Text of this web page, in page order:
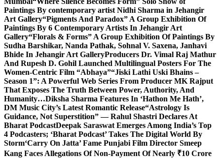
Paintings By contemporary artist Nidhi Sharma in Jehangir
Art Gallery“Pigments And Paradox” A Group Exhibition Of
Paintings By 6 Contemporary Artists In Jehangir Art
Gallery“Florals & Forms” A Group Exhibition Of Paintings By
Sudha Barshikar, Nanda Pathak, Sohnal V. Saxena, Janhavi
Bhide In Jehangir Art GalleryProducers Dr. Vimal Raj Mathur
And Rupesh D. Gohil Launched Multilingual Posters For The
Women-Centric Film “Abhaya”“Jiski Lathi Uski Bhains –
Season 1”: A Powerful Web Series From Producer MK Rajput
That Exposes The Truth Between Power, Authority, And
Humanity…Diksha Sharma Features In ‘Hathon Me Hath’,
DM Music City’s Latest Romantic Release“Astrology Is
Guidance, Not Superstition” — Rahul Shastri Declares At
Bharat PodcastDeepak Saraswat Emerges Among India’s Top
4 Podcasters; ‘Bharat Podcast’ Takes The Digital World By
Storm‘Carry On Jatta’ Fame Punjabi Film Director Smeep
Kang Faces Allegations Of Non-Payment Of Nearly ₹10 Crore